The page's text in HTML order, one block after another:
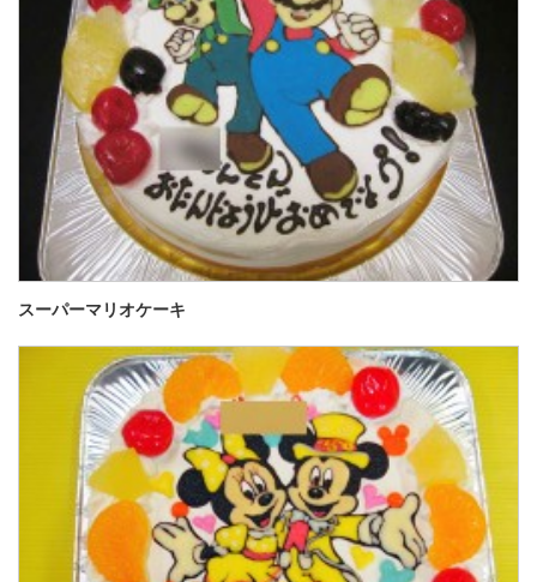
スーパーマリオケーキ